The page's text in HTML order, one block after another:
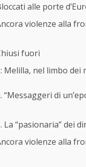
alle porte
violenze alla
fuori
Melilla, nel limbo dei
di
La “pasionaria” dei
violenze alla